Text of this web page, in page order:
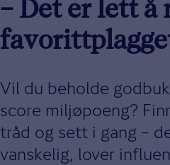
– Det er lett å
Vil du beholde
score miljøpoeng?
tråd og sett i gang –
vanskelig, lover